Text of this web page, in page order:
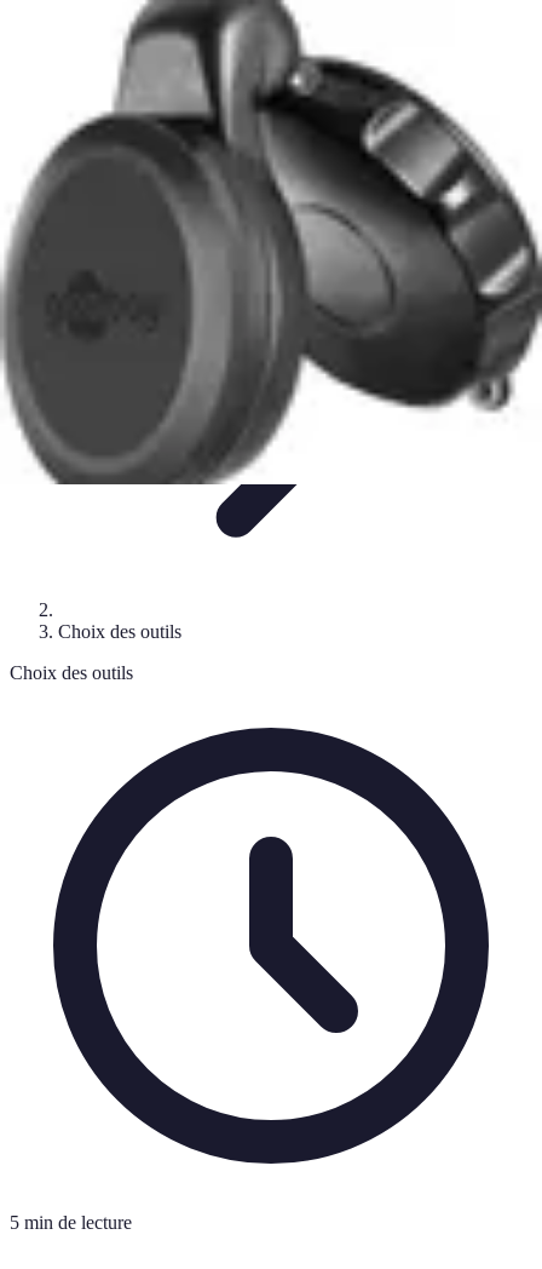
Choix des outils Achat d'outils
Outils Ferme
Choix des outils
Choix des outils
5 min de lecture